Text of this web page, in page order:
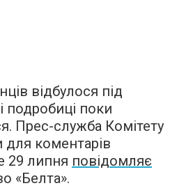
відбулося під
подробиці поки
Прес-служба Комітету
для коментарів
29 липня повідомляє
«Белта».